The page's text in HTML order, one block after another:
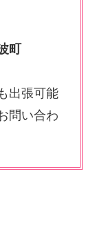
町
出張可能
問い合わ